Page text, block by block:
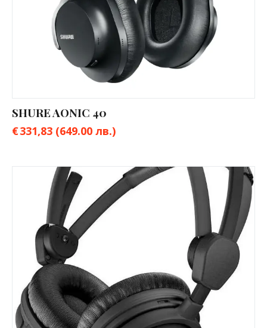
SHURE AONIC 40
€331,83 (649.00 лв.)